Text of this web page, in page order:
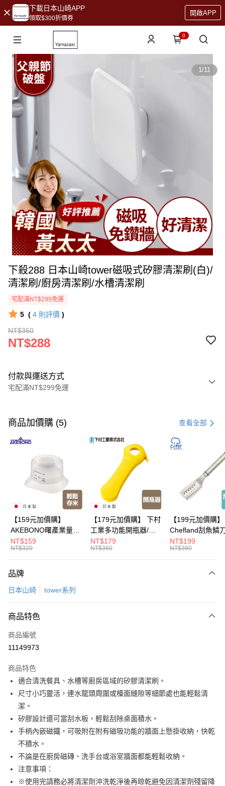
下載日本山崎APP
領取$300折價券
開啟APP
0
1/11
下殺288 日本山崎tower磁吸式矽膠清潔刷(白)/
清潔刷/廚房清潔刷/水槽清潔刷
宅配滿NT$299免運
5 ( 4 則評價 )
NT$350
NT$288
付款與運送方式
宅配滿NT$299免運
信用卡一次付款
超商取貨付款
LINE Pay
Apple Pay
Google Pay
全盈+PAY
大哥付你分期
【大哥付你分期使用說明】
1.本服務由台灣大哥大提供，台灣大哥大用戶可立即使用無須另外申請。
2.付款方式選擇「大哥付你分期」，訂單成立後會自動跳轉到大哥付的交易
成交易。
3.實際核准額度、可分期數及費用金額請依後續交易確認頁面所載為準。
4.訂單成立30分鐘內，如未前往確認交易或遇審核未通過，訂單將自動取
消。如遇「轉專審核」未通過狀況，表示未達大哥付你分期系統評分，恕無
法說明評估內容。
1.分期款項不併入電信帳單，「大哥付你分期」於每月結算日後寄送繳費提
2.透過簡訊連結打開帳單後，可選擇「超商條碼／台灣大直營門市／銀行轉
帳／街口支付／iPASS MONEY」等通路繳費。
【注意事項】
1.本服務係由「台灣大哥大股份有限公司」（以下簡稱本公司）所提供，讓
用戶於交易時，得透過本服務購買商品或服務，並由商店將買賣／分期付款
買賣價金債權讓與本公司後，依約使用本公司帳單繳交帳款。
2.基於同意付款使用「大哥付你分期」之契約關係目的，商店將以您的個人
資料（包含姓名、電話或地址）提供予台灣大哥大進項蒐集、處理及利用，
由本公司與您本人進行分期帳單所需資料之確認、核對及更正。
每筆NT$100，滿NT$499(含以上)免運費
每筆NT$100，滿NT$499(含以上)免運費
7-11取貨付款
每筆NT$100，滿NT$499(含以上)免運費
付款後7-11取貨
每筆NT$100，滿NT$499(含以上)免運費
宅配【父親節大回饋】限時$299免運
每筆NT$150，滿NT$299(含以上)免運費
商品加價購 (5) 查看全部
【159元加價購】
AKEBONO曙產業量米
杯漏斗組(白)/量米杯/
米桶/量米用具/任二件8
NT$159
NT$320
【179元加價購】 下村
工業多功能開瓶器/開
瓶器/餐廚用品/料理道
具/任二件8折
NT$179
NT$360
【199元加價購】
Chefland刮魚鱗
魚鱗器/廚房用品/
道具/任二件8折
NT$199
NT$380
品牌
日本山崎 tower系列
商品特色
商品編號
11149973
商品特色
適合清洗餐具、水槽等廚房區域的矽膠清潔刷。
尺寸小巧靈活，連水龍頭周圍或檯面縫隙等細節處也能輕鬆清
潔。
矽膠設計還可當刮水板，輕鬆刮除桌面積水。
手柄內嵌磁鐵，可吸附在附有磁吸功能的牆面上懸掛收納，快乾
不積水。
不論是在廚房磁磚、洗手台或浴室牆面都能輕鬆收納。
注意事項：
※使用完請務必將清潔劑沖洗乾淨後再晾乾避免因清潔劑殘留降